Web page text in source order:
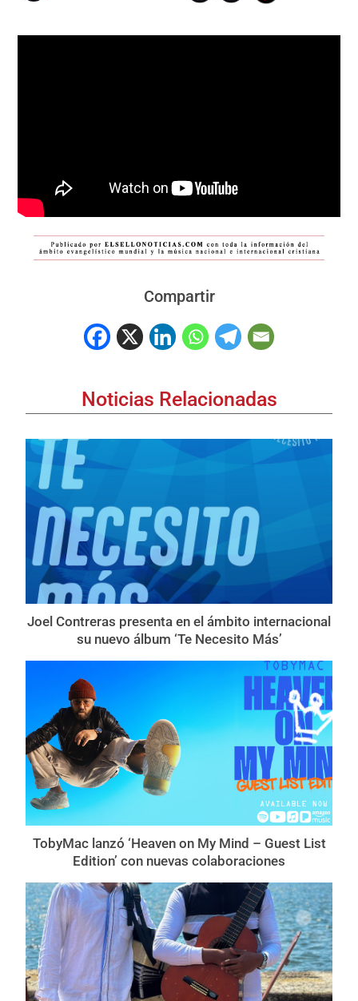
Compartir
Noticias Relacionadas
Joel Contreras presenta en el ámbito internacional
su nuevo álbum ‘Te Necesito Más’
TobyMac lanzó ‘Heaven on My Mind – Guest List
Edition’ con nuevas colaboraciones